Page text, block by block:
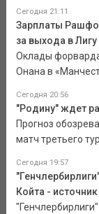
Сегодня 21:11
Зарплаты
за выхода в
Оклады
Онана в
Сегодня 20:56
"Родину" ждет
Прогноз
матч третьего
Сегодня 19:57
Койта - источник